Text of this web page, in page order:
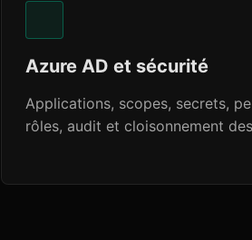
Azure AD et sécurité
Applications, scopes, secrets,
rôles, audit et cloisonnement